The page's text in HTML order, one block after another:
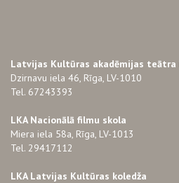
Latvijas Kultūras akadēmijas teātra
Dzirnavu iela 46, Rīga, LV-1010
Tel. 67243393
LKA Nacionālā filmu skola
Miera iela 58a, Rīga, LV-1013
Tel. 29417112
LKA Latvijas Kultūras koledža